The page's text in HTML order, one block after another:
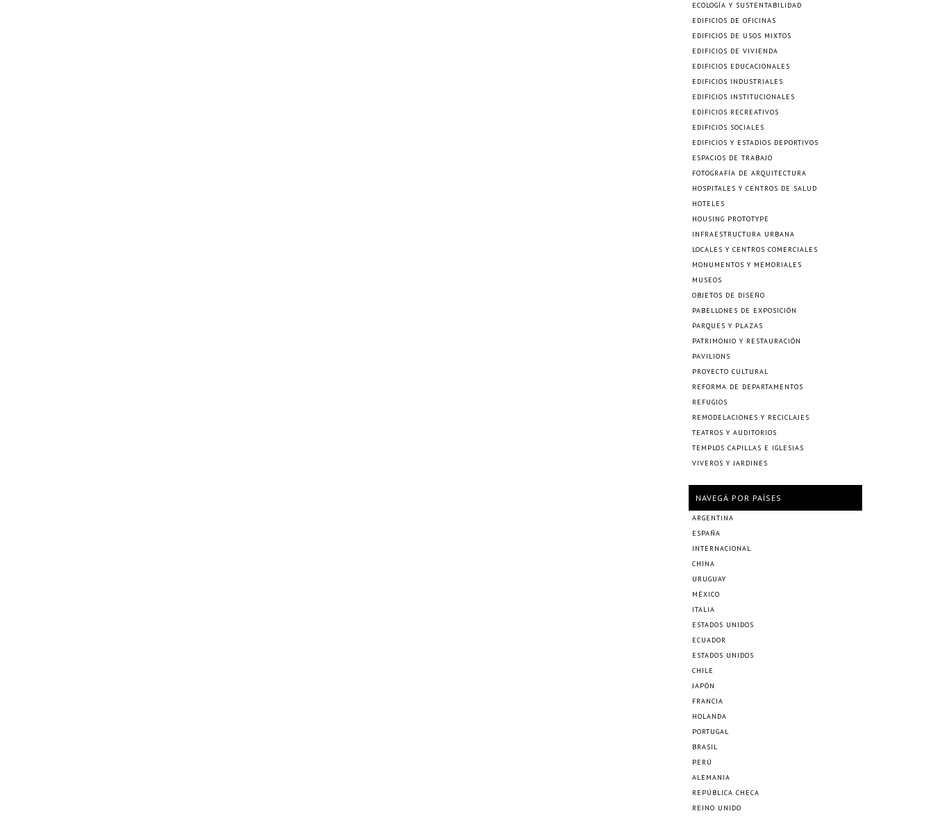
ECOLOGÍA Y SUSTENTABILIDAD
EDIFICIOS DE OFICINAS
EDIFICIOS DE USOS MIXTOS
EDIFICIOS DE VIVIENDA
EDIFICIOS EDUCACIONALES
EDIFICIOS INDUSTRIALES
EDIFICIOS INSTITUCIONALES
EDIFICIOS RECREATIVOS
EDIFICIOS SOCIALES
EDIFICIOS Y ESTADIOS DEPORTIVOS
ESPACIOS DE TRABAJO
FOTOGRAFÍA DE ARQUITECTURA
HOSPITALES Y CENTROS DE SALUD
HOTELES
HOUSING PROTOTYPE
INFRAESTRUCTURA URBANA
LOCALES Y CENTROS COMERCIALES
MONUMENTOS Y MEMORIALES
MUSEOS
OBJETOS DE DISEÑO
PABELLONES DE EXPOSICIÓN
PARQUES Y PLAZAS
PATRIMONIO Y RESTAURACIÓN
PAVILIONS
PROYECTO CULTURAL
REFORMA DE DEPARTAMENTOS
REFUGIOS
REMODELACIONES Y RECICLAJES
TEATROS Y AUDITORIOS
TEMPLOS CAPILLAS E IGLESIAS
VIVEROS Y JARDINES
NAVEGÁ POR PAÍSES
ARGENTINA
ESPAÑA
INTERNACIONAL
CHINA
URUGUAY
MÉXICO
ITALIA
ESTADOS UNIDOS
ECUADOR
ESTADOS UNIDOS
CHILE
JAPÓN
FRANCIA
HOLANDA
PORTUGAL
BRASIL
PERÚ
ALEMANIA
REPÚBLICA CHECA
REINO UNIDO